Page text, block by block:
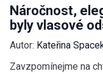
Náročnost,
byly vlasové
Autor: Kateřina
Zavzpomínejme na